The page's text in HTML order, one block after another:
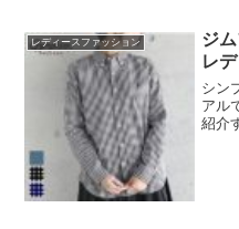
レディースファッション
ジ
レ
シン
アル
紹介